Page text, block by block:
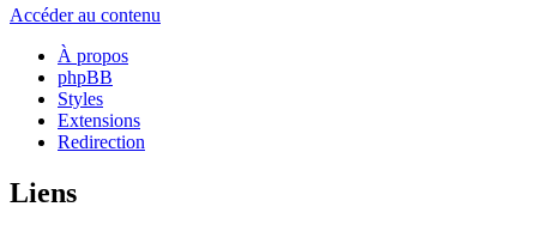
Accéder au contenu
À propos
phpBB
Styles
Extensions
Redirection
Liens